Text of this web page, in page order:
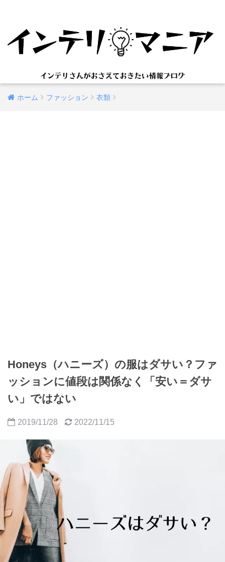
ホーム ファッション 衣類
Honeys（ハニーズ）の服はダサい？ファ
ッションに値段は関係なく「安い＝ダサ
い」ではない
2019/11/28 2022/11/15